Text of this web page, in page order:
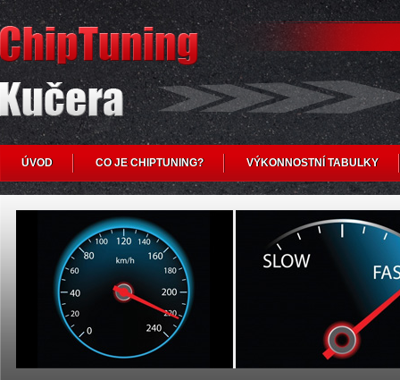
ÚVOD CO JE CHIPTUNING? VÝKONNOSTNÍ TABULKY